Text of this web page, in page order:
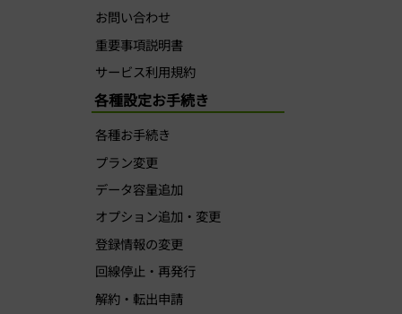
お問い合わせ
重要事項説明書
サービス利用規約
各種設定お手続き
各種お手続き
プラン変更
データ容量追加
オプション追加・変更
登録情報の変更
回線停止・再発行
解約・転出申請